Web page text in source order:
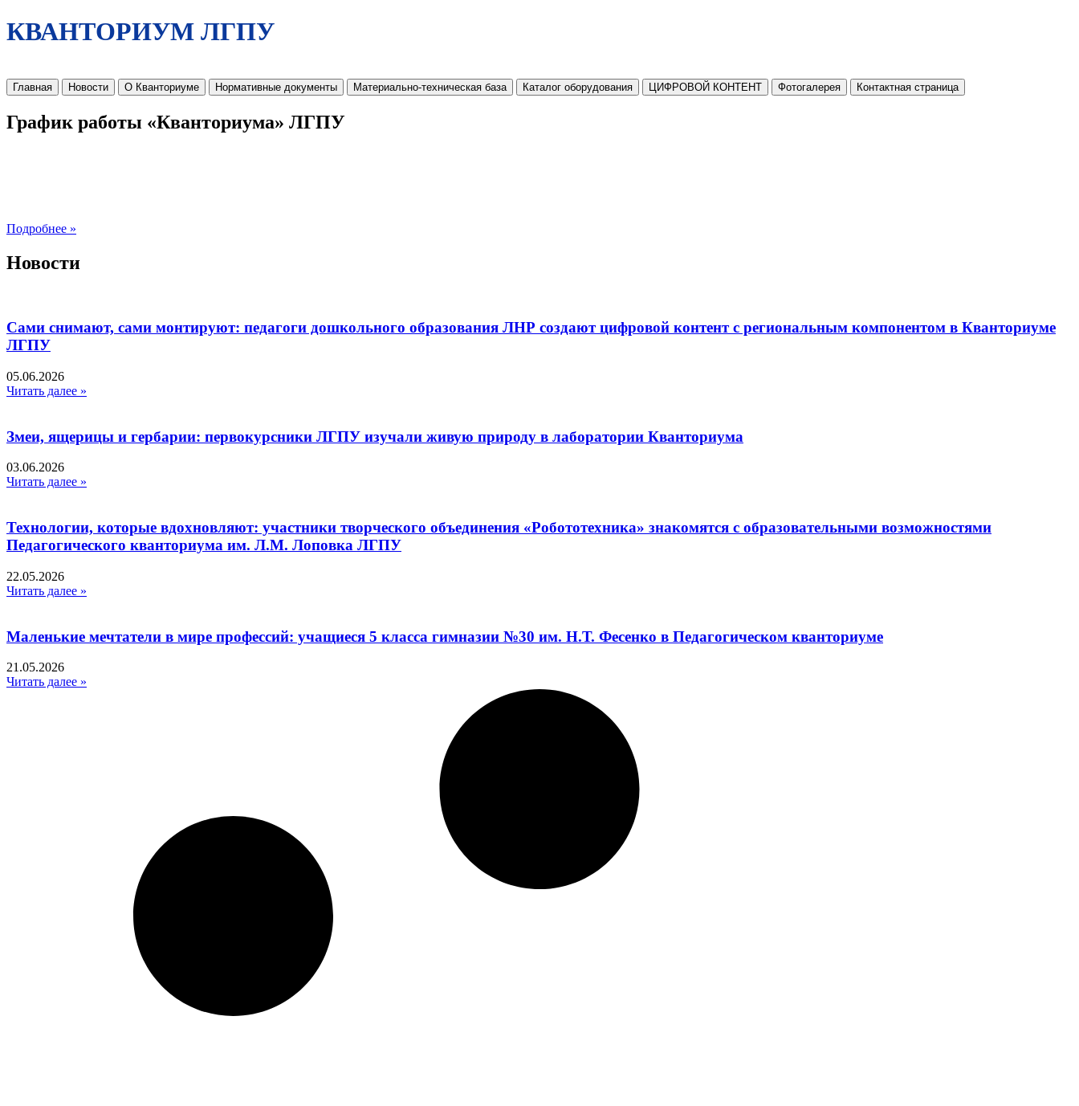
КВАНТОРИУМ ЛГПУ
Главная Новости О Кванториуме Нормативные документы Материально-техническая база Каталог оборудования ЦИФРОВОЙ КОНТЕНТ Фотогалерея Контактная страница
График работы «Кванториума» ЛГПУ
Подробнее »
Новости
Сами снимают, сами монтируют: педагоги дошкольного образования ЛНР создают цифровой контент с региональным компонентом в Кванториуме
ЛГПУ​
05.06.2026
Читать далее »
Змеи, ящерицы и гербарии: первокурсники ЛГПУ изучали живую природу в лаборатории Кванториума
03.06.2026
Читать далее »
Технологии, которые вдохновляют: участники творческого объединения «Робототехника» знакомятся с образовательными возможностями
Педагогического кванториума им. Л.М. Лоповка ЛГПУ
22.05.2026
Читать далее »
Маленькие мечтатели в мире профессий: учащиеся 5 класса гимназии №30 им. Н.Т. Фесенко в Педагогическом кванториуме
21.05.2026
Читать далее »